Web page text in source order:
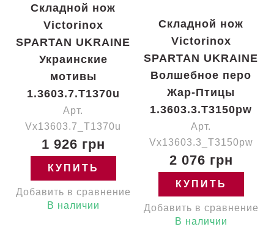
Складной нож
Victorinox
SPARTAN UKRAINE
Украинские
мотивы
1.3603.7.T1370u
Арт.
Vx13603.7_T1370u
1 926 грн
КУПИТЬ
Добавить в сравнение
В наличии
Складной нож
Victorinox
SPARTAN UKRAINE
Волшебное перо
Жар-Птицы
1.3603.3.T3150pw
Арт.
Vx13603.3_T3150pw
2 076 грн
КУПИТЬ
Добавить в сравнение
В наличии